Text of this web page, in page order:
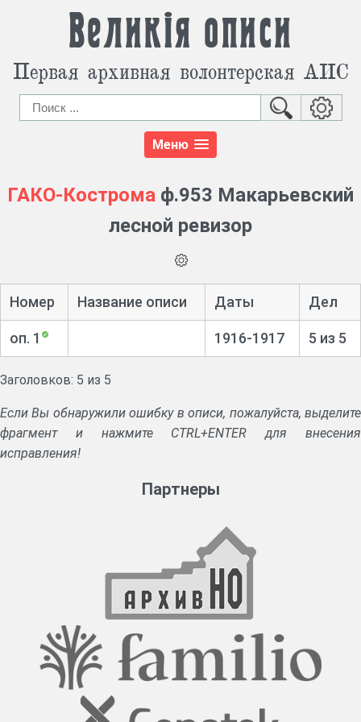
Великія описи
Первая архивная волонтерская АИС
Меню
ГАКО-Кострома ф.953 Макарьевский
лесной ревизор
Номер Название описи Даты Дел
оп. 1 1916-1917 5 из 5
Заголовков: 5 из 5
Если Вы обнаружили ошибку в описи, пожалуйста, выделите
фрагмент и нажмите CTRL+ENTER для внесения
исправления!
Партнеры